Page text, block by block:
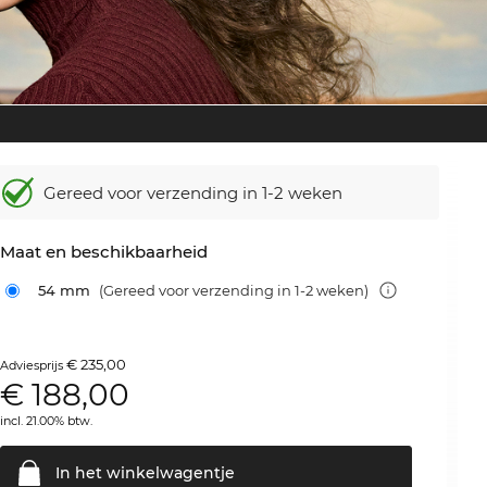
Gereed voor verzending in 1-2 weken
Maat en beschikbaarheid
54 mm (Gereed voor verzending in 1-2 weken)
Adviesprijs€ 235,00
€188,00
incl. 21.00% btw.
In het winkelwagentje